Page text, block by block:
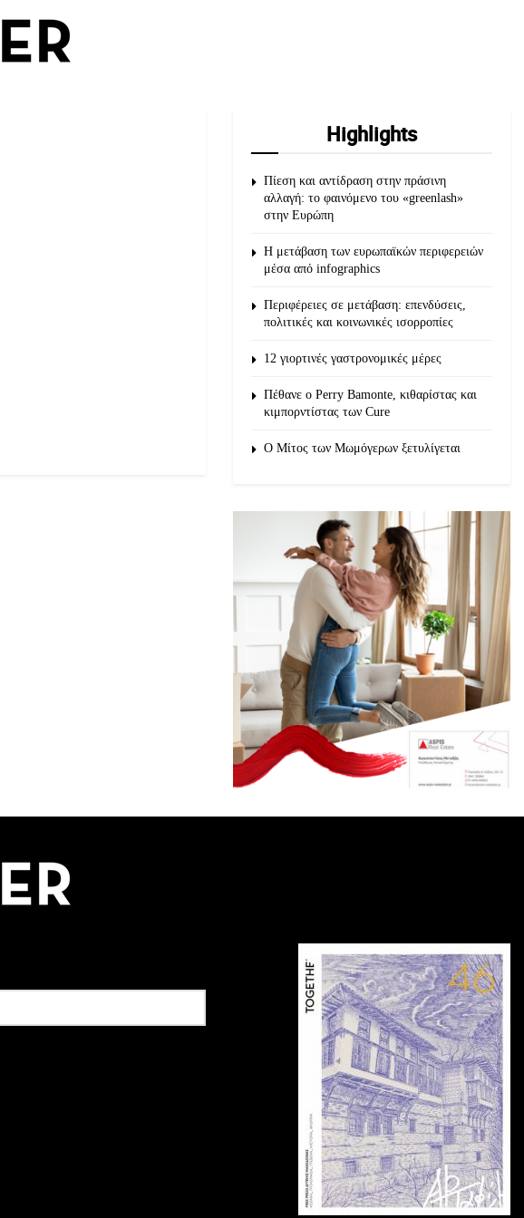
Highlights
Πίεση και αντίδραση στην πράσινη
αλλαγή: το φαινόμενο του «greenlash»
στην Ευρώπη
Η μετάβαση των ευρωπαϊκών περιφερειών
μέσα από infographics
Περιφέρειες σε μετάβαση: επενδύσεις,
πολιτικές και κοινωνικές ισορροπίες
12 γιορτινές γαστρονομικές μέρες
Πέθανε ο Perry Bamonte, κιθαρίστας και
κιμπορντίστας των Cure
O Μίτος των Μωμόγερων ξετυλίγεται